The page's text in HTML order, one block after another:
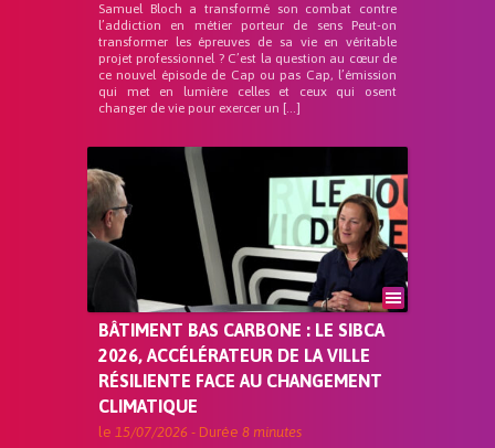
Samuel Bloch a transformé son combat contre
l’addiction en métier porteur de sens Peut-on
transformer les épreuves de sa vie en véritable
projet professionnel ? C’est la question au cœur de
ce nouvel épisode de Cap ou pas Cap, l’émission
qui met en lumière celles et ceux qui osent
changer de vie pour exercer un […]
BÂTIMENT BAS CARBONE : LE SIBCA
2026, ACCÉLÉRATEUR DE LA VILLE
RÉSILIENTE FACE AU CHANGEMENT
CLIMATIQUE
le 15/07/2026 - Durée 8 minutes